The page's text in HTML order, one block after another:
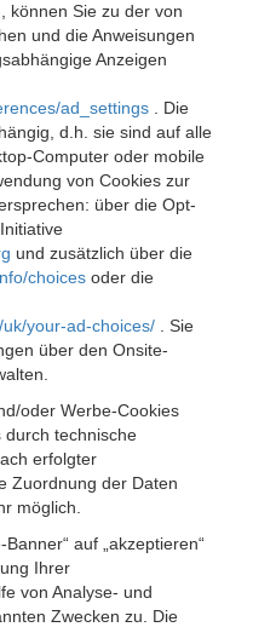
können Sie zu der von
und die Anweisungen
Anzeigen
ad_settings
. Die
d.h. sie sind auf alle
Computer oder mobile
von Cookies zur
über die Opt-
und zusätzlich über die
choices oder die
your-ad-choices/
. Sie
über den Onsite-
oder Werbe-Cookies
technische
erfolgter
Zuordnung der Daten
möglich.
auf „akzeptieren“
Ihrer
von Analyse- und
Zwecken zu. Die